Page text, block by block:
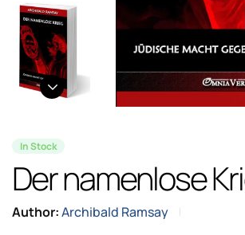
In Stock
Der namenlose
Author:Archibald Ramsay